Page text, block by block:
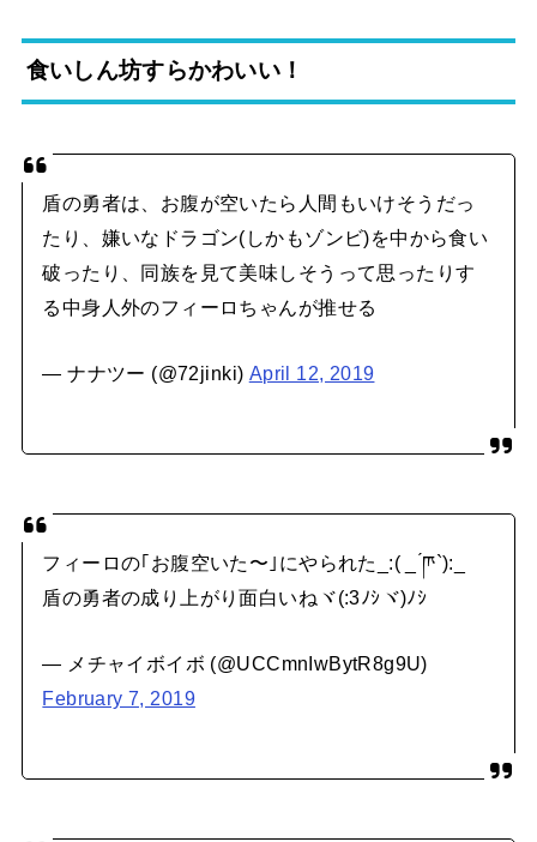
食いしん坊すらかわいい！
盾の勇者は、お腹が空いたら人間もいけそうだっ
たり、嫌いなドラゴン(しかもゾンビ)を中から食い
破ったり、同族を見て美味しそうって思ったりす
る中身人外のフィーロちゃんが推せる
— ナナツー (@72jinki) April 12, 2019
フィーロの｢お腹空いた〜｣にやられた_:( _ ́ཫ`):_
盾の勇者の成り上がり面白いねヾ(:3ﾉｼヾ)ﾉｼ
— メチャイボイボ (@UCCmnIwBytR8g9U)
February 7, 2019